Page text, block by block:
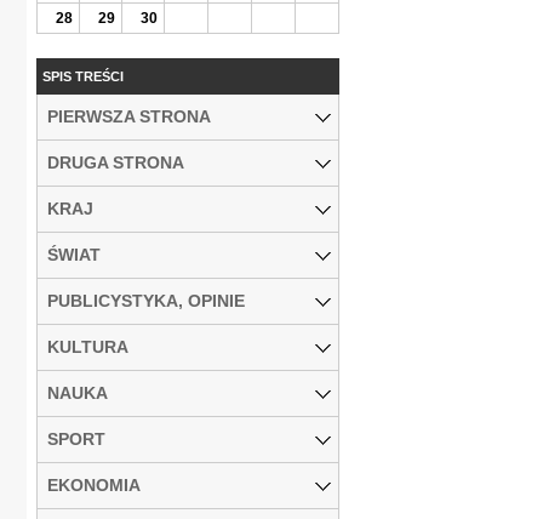
28
29 30
SPIS TREŚCI
PIERWSZA STRONA
DRUGA STRONA
KRAJ
ŚWIAT
PUBLICYSTYKA, OPINIE
KULTURA
NAUKA
SPORT
EKONOMIA